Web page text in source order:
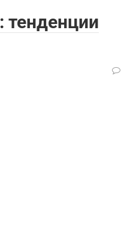
тенденции